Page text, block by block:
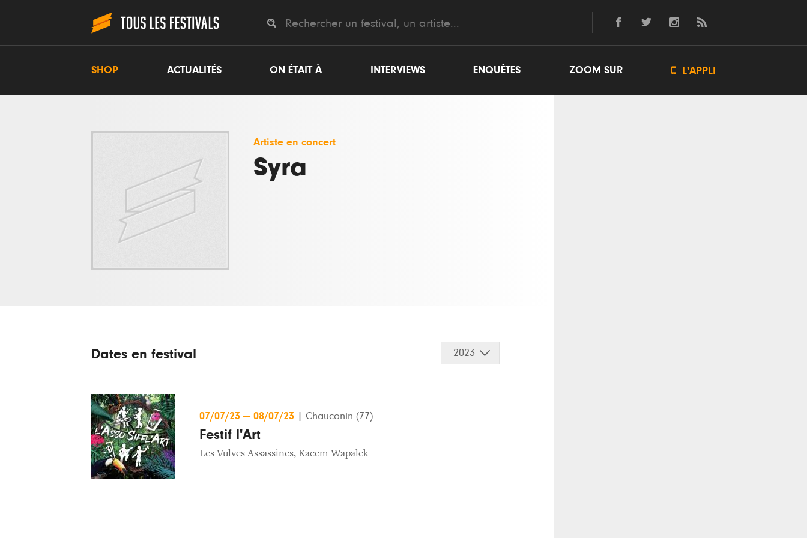
SHOP ACTUALITÉS ON ÉTAIT À INTERVIEWS ENQUÊTES ZOOM SUR  L'APPLI
Artiste en concert
Syra
Dates en festival 2023
07/07/23 — 08/07/23 Chauconin (77)
Festif l'Art
Les Vulves Assassines, Kacem Wapalek